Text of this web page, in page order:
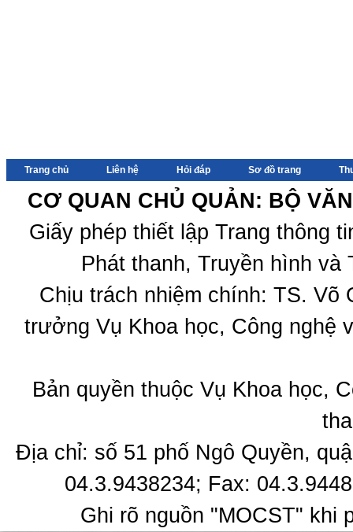
Trang chủ Liên hệ Hỏi đáp Sơ đồ trang
CƠ QUAN CHỦ QUẢN: BỘ
Giấy phép thiết lập Trang thông
Phát thanh, Truyền hình
Chịu trách nhiệm chính: TS.
trưởng Vụ Khoa học, Công nghệ
Bản quyền thuộc Vụ Khoa học,
Địa chỉ: số 51 phố Ngô Quyền,
04.3.9438234; Fax:
Ghi rõ nguồn "MOCST" khi